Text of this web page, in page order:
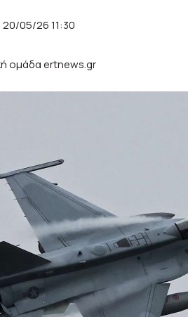
20/05/26 11:30
ομάδα ertnews.gr